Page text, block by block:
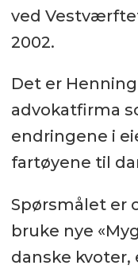
ved
2002.
Det er
advokatfirma
endringene i
fartøyene til
Spørsmålet er
bruke nye
danske